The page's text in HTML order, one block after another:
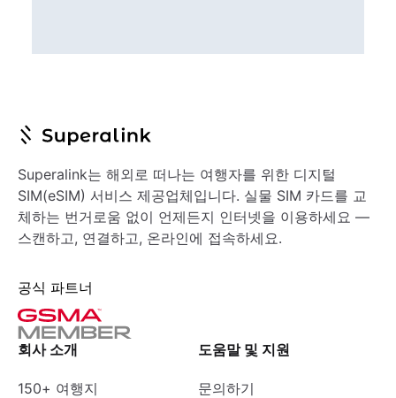
Superalink는 해외로 떠나는 여행자를 위한 디지털
SIM(eSIM) 서비스 제공업체입니다. 실물 SIM 카드를 교
체하는 번거로움 없이 언제든지 인터넷을 이용하세요 —
스캔하고, 연결하고, 온라인에 접속하세요.
공식 파트너
회사 소개
150+ 여행지
도움말 및 지원
문의하기